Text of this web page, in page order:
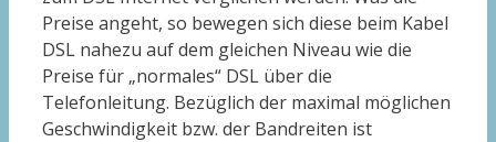
Preise angeht, so bewegen sich diese beim Kabel
DSL nahezu auf dem gleichen Niveau wie die
Preise für „normales“ DSL über die
Telefonleitung. Bezüglich der maximal möglichen
Geschwindigkeit bzw. der Bandreiten ist